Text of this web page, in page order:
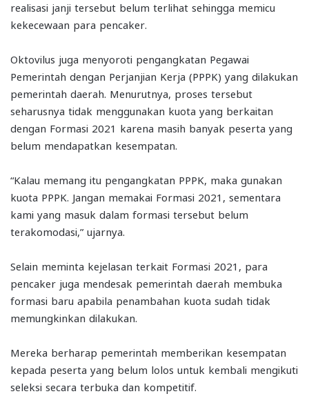
realisasi janji tersebut belum terlihat sehingga memicu
kekecewaan para pencaker.
Oktovilus juga menyoroti pengangkatan Pegawai
Pemerintah dengan Perjanjian Kerja (PPPK) yang dilakukan
pemerintah daerah. Menurutnya, proses tersebut
seharusnya tidak menggunakan kuota yang berkaitan
dengan Formasi 2021 karena masih banyak peserta yang
belum mendapatkan kesempatan.
“Kalau memang itu pengangkatan PPPK, maka gunakan
kuota PPPK. Jangan memakai Formasi 2021, sementara
kami yang masuk dalam formasi tersebut belum
terakomodasi,” ujarnya.
Selain meminta kejelasan terkait Formasi 2021, para
pencaker juga mendesak pemerintah daerah membuka
formasi baru apabila penambahan kuota sudah tidak
memungkinkan dilakukan.
Mereka berharap pemerintah memberikan kesempatan
kepada peserta yang belum lolos untuk kembali mengikuti
seleksi secara terbuka dan kompetitif.